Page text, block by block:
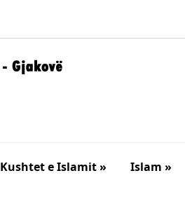
Kushtet e Islamit » Islam »